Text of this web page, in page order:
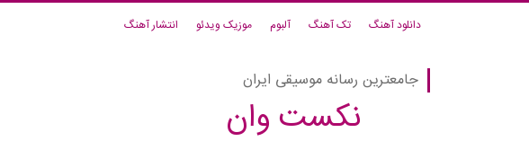
دانلود آهنگ تک آهنگ آلبوم موزیک ویدئو انتشار آهنگ
جامعترین رسانه موسیقی ایران
نکست وان